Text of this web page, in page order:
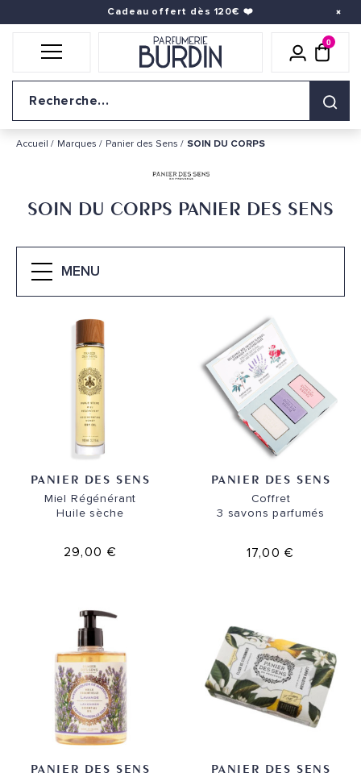
Accueil Marques Panier des Sens SOIN DU CORPS
SOIN DU CORPS PANIER DES SENS
MENU
PANIER DES SENS
Miel Régénérant
Huile sèche
29,00 €
PANIER DES SENS
Coffret
3 savons parfumés
17,00 €
PANIER DES SENS PANIER DES SENS
Cadeau offert dès 120€ ❤️
Icône
0